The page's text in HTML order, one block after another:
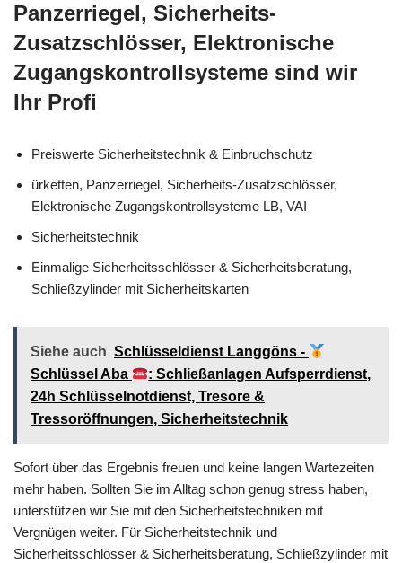
Panzerriegel, Sicherheits-
Zusatzschlösser, Elektronische
Zugangskontrollsysteme sind wir
Ihr Profi
Preiswerte Sicherheitstechnik & Einbruchschutz
ürketten, Panzerriegel, Sicherheits-Zusatzschlösser,
Elektronische Zugangskontrollsysteme LB, VAI
Sicherheitstechnik
Einmalige Sicherheitsschlösser & Sicherheitsberatung,
Schließzylinder mit Sicherheitskarten
Siehe auch Schlüsseldienst Langgöns -
Schlüssel Aba
: Schließanlagen Aufsperrdienst,
24h Schlüsselnotdienst, Tresore &
Tressoröffnungen, Sicherheitstechnik
Sofort über das Ergebnis freuen und keine langen Wartezeiten
mehr haben. Sollten Sie im Alltag schon genug stress haben,
unterstützen wir Sie mit den Sicherheitstechniken mit
Vergnügen weiter. Für Sicherheitstechnik und
Sicherheitsschlösser & Sicherheitsberatung, Schließzylinder mit